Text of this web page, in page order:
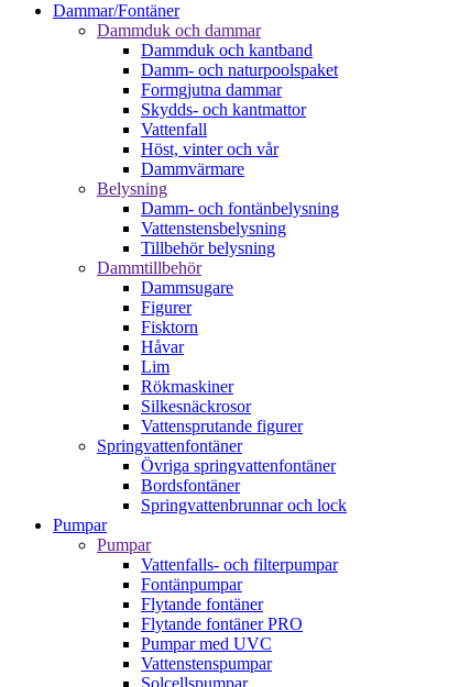
Dammar/Fontäner
Dammduk och dammar
Dammduk och kantband
Damm- och naturpoolspaket
Formgjutna dammar
Skydds- och kantmattor
Vattenfall
Höst, vinter och vår
Dammvärmare
Belysning
Damm- och fontänbelysning
Vattenstensbelysning
Tillbehör belysning
Dammtillbehör
Dammsugare
Figurer
Fisktorn
Håvar
Lim
Rökmaskiner
Silkesnäckrosor
Vattensprutande figurer
Springvattenfontäner
Övriga springvattenfontäner
Bordsfontäner
Springvattenbrunnar och lock
Pumpar
Pumpar
Vattenfalls- och filterpumpar
Fontänpumpar
Flytande fontäner
Flytande fontäner PRO
Pumpar med UVC
Vattenstenspumpar